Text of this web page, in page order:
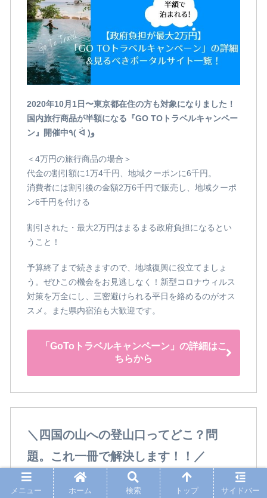
2020年10月1日〜東京都在住の方も対象になりました！
国内旅行商品が半額になる『GO TOトラベルキャンペー
ン』開催中٩( ᐛ )و
＜4万円の旅行商品の場合＞
代金の割引額に1万4千円、地域クーポンに6千円。
消費者には割引後の金額2万6千円で販売し、地域クーポ
ン6千円を付ける
割引された・最大2万円はまるまる政府負担になるとい
うこと！
予算終了まで続きますので、地域復興に役立てましょ
う。ぜひこの機会をお見逃しなく！新型コロナウィルス
対策を万全にし、三密避けられる平日を絡めるのがオス
スメ。また県内宿泊も大歓迎です。
「GoToトラベルキャンペーン」の詳細はこ
ちらから
＼四国の山への登山口ってどこ？問
題。これ一冊で解決します！！／
四国の山の登山口は分かりづらい！ 駐車場があってない
ような場所もチラホラ… 2022年夏に発売された書籍
メニュー ホーム 検索 トップ サイドバー